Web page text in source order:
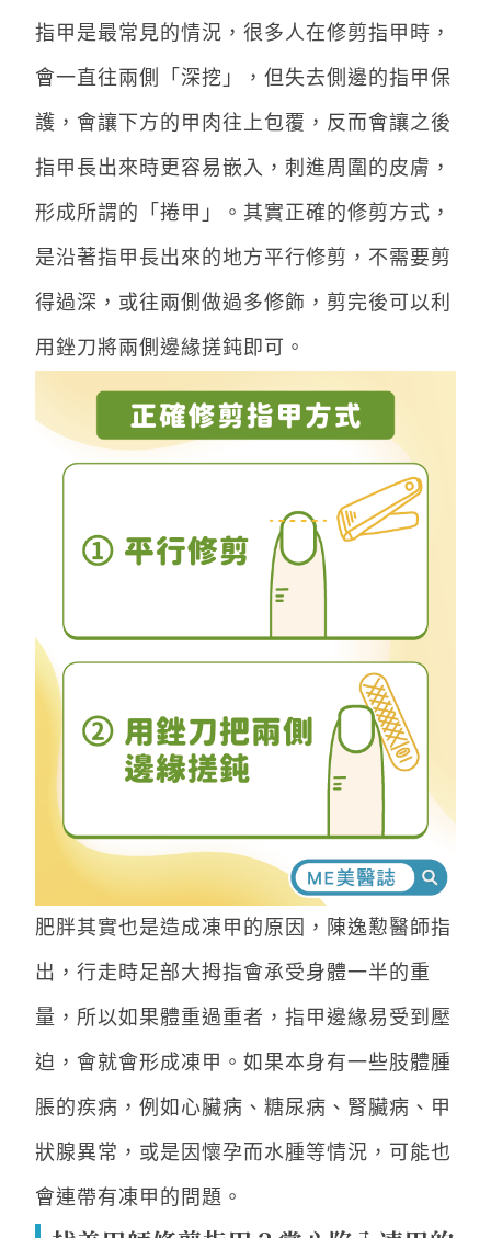
指甲是最常見的情況，很多人在修剪指甲時，
會一直往兩側「深挖」，但失去側邊的指甲保
護，會讓下方的甲肉往上包覆，反而會讓之後
指甲長出來時更容易嵌入，刺進周圍的皮膚，
形成所謂的「捲甲」。其實正確的修剪方式，
是沿著指甲長出來的地方平行修剪，不需要剪
得過深，或往兩側做過多修飾，剪完後可以利
用銼刀將兩側邊緣搓鈍即可。
肥胖其實也是造成凍甲的原因，陳逸懃醫師指
出，行走時足部大拇指會承受身體一半的重
量，所以如果體重過重者，指甲邊緣易受到壓
迫，會就會形成凍甲。如果本身有一些肢體腫
脹的疾病，例如心臟病、糖尿病、腎臟病、甲
狀腺異常，或是因懷孕而水腫等情況，可能也
會連帶有凍甲的問題。